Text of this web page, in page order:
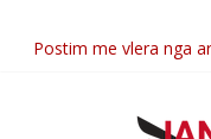
Postim me vlera nga
Brahim Çekaj njē